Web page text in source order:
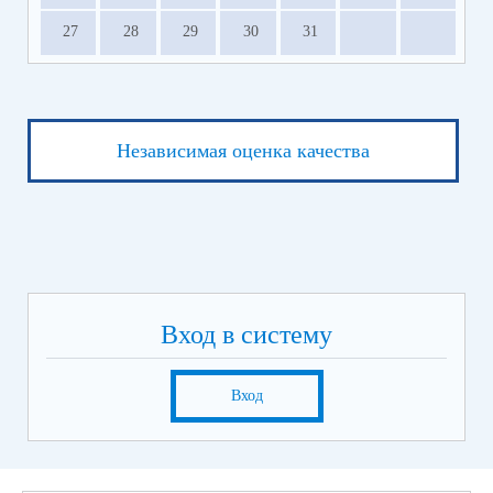
27 28 29 30 31
Независимая оценка качества
Вход в систему
Вход